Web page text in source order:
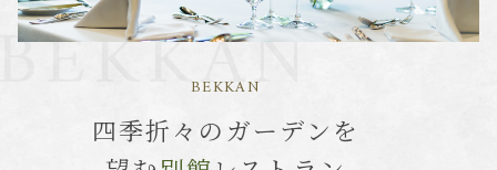
BEKKAN
四季折々のガーデンを